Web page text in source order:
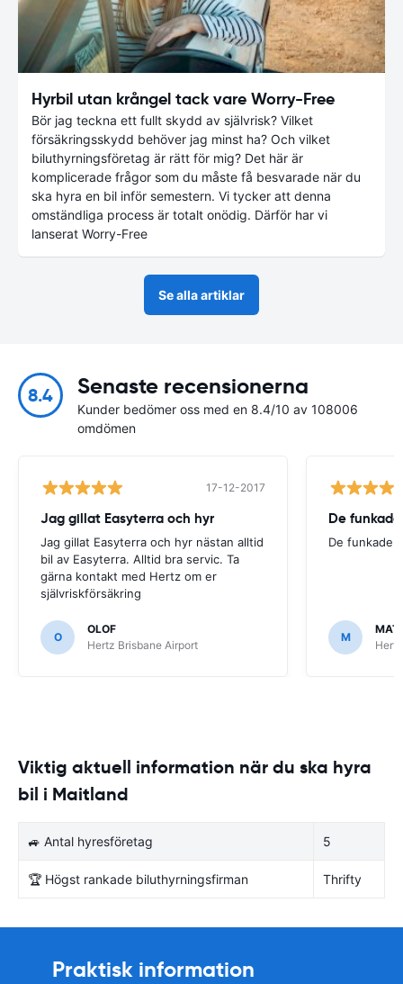
Hyrbil utan krångel tack vare Worry-Free
Bör jag teckna ett fullt skydd av självrisk? Vilket
försäkringsskydd behöver jag minst ha? Och vilket
biluthyrningsföretag är rätt för mig? Det här är
komplicerade frågor som du måste få besvarade när du
ska hyra en bil inför semestern. Vi tycker att denna
omständliga process är totalt onödig. Därför har vi
lanserat Worry-Free
Se alla artiklar
8.4 Senaste recensionerna
Kunder bedömer oss med en 8.4/10 av 108006
omdömen
17-12-2017
Jag gillat Easyterra och hyr
Jag gillat Easyterra och hyr nästan alltid
bil av Easyterra. Alltid bra servic. Ta
gärna kontakt med Hertz om er
självriskförsäkring
O
OLOF
Hertz Brisbane Airport
De funkade.
De funkade.
M
Viktig aktuell information när du ska hyra
bil i Maitland
🚙 Antal hyresföretag 5
🏆 Högst rankade biluthyrningsfirman Thrifty
Praktisk information